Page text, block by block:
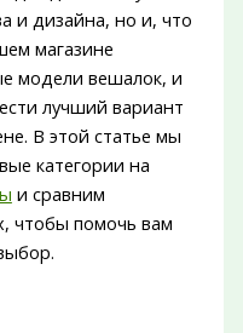
и дизайна, но и, что
магазине
модели вешалок, и
лучший вариант
В этой статье мы
категории на
и сравним
чтобы помочь вам